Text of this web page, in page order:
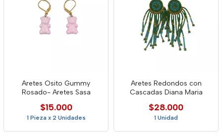
Aretes Osito Gummy
Rosado- Aretes Sasa
$15.000
1 Pieza x 2 Unidades
Aretes Redondos con
Cascadas Diana Maria
$28.000
1 Unidad